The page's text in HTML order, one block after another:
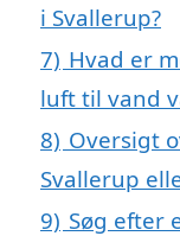
i Svallerup?
7) Hvad er
luft til vand
8) Oversigt
Svallerup
9) Søg efter